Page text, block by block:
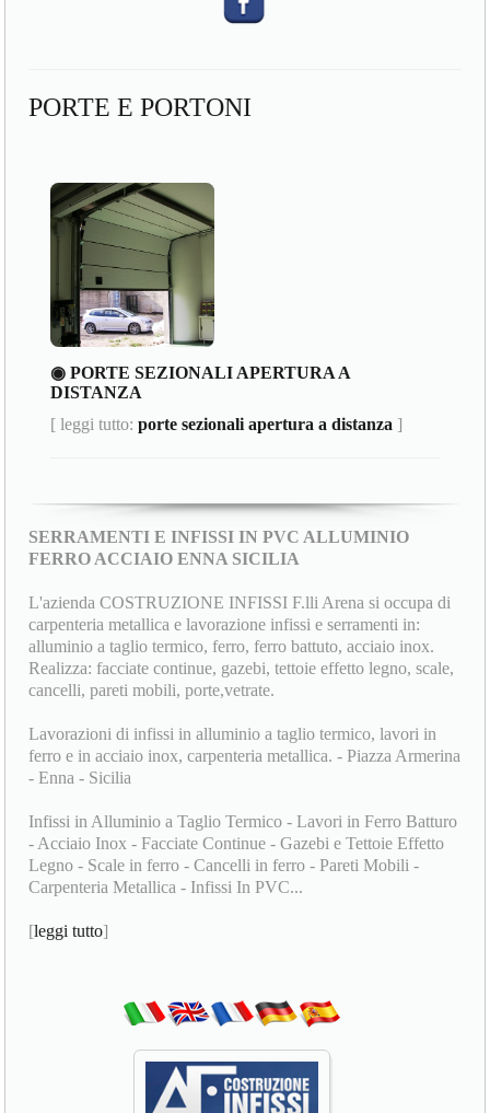
PORTE E PORTONI
◉ PORTE SEZIONALI APERTURA A
DISTANZA
[ leggi tutto:porte sezionali apertura a distanza ]
SERRAMENTI E INFISSI IN PVC ALLUMINIO
FERRO ACCIAIO ENNA SICILIA
L'azienda COSTRUZIONE INFISSI F.lli Arena si occupa di
carpenteria metallica e lavorazione infissi e serramenti in:
alluminio a taglio termico, ferro, ferro battuto, acciaio inox.
Realizza: facciate continue, gazebi, tettoie effetto legno, scale,
cancelli, pareti mobili, porte,vetrate.
Lavorazioni di infissi in alluminio a taglio termico, lavori in
ferro e in acciaio inox, carpenteria metallica. - Piazza Armerina
- Enna - Sicilia
Infissi in Alluminio a Taglio Termico - Lavori in Ferro Batturo
- Acciaio Inox - Facciate Continue - Gazebi e Tettoie Effetto
Legno - Scale in ferro - Cancelli in ferro - Pareti Mobili -
Carpenteria Metallica - Infissi In PVC...
[leggi tutto]